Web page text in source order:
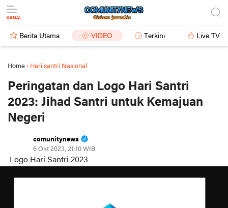
Berita Utama VIDEO Terkini Live TV
Home › Hari santri Nasional
Peringatan dan Logo Hari Santri
2023: Jihad Santri untuk Kemajuan
Negeri
comunitynews
6 Okt 2023, 21:10 WIB
Logo Hari Santri 2023